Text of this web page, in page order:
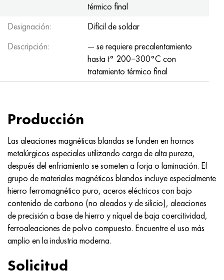
térmico final
Designación:
Difícil de soldar
Descripción:
— se requiere precalentamiento
hasta t° 200−300°С con
tratamiento térmico final
Producción
Las aleaciones magnéticas blandas se funden en hornos
metalúrgicos especiales utilizando carga de alta pureza,
después del enfriamiento se someten a forja o laminación. El
grupo de materiales magnéticos blandos incluye especialmente
hierro ferromagnético puro, aceros eléctricos con bajo
contenido de carbono (no aleados y de silicio), aleaciones
de precisión a base de hierro y níquel de baja coercitividad,
ferroaleaciones de polvo compuesto. Encuentre el uso más
amplio en la industria moderna.
Solicitud